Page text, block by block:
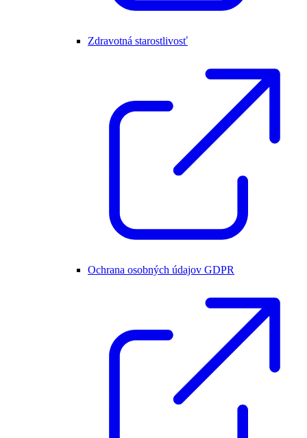
Zdravotná starostlivosť
Ochrana osobných údajov GDPR